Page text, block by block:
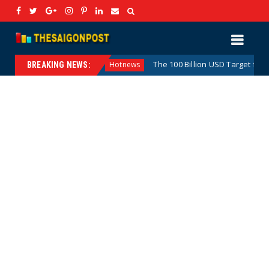
BREAKING NEWS:
Vision Hotnews The 100 Billion USD Target for